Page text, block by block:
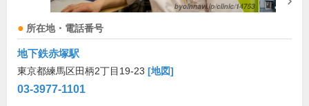
所在地・電話番号
地下鉄赤塚駅
東京都練馬区田柄2丁目19-23 [地図]
03-3977-1101